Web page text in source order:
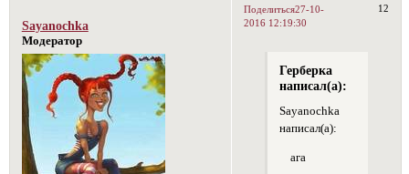
Поделиться 12
27-10-
2016 12:19:30
Sayanochka
Модератор
Герберка
написал(а):
Sayanochka
написал(а):
ага